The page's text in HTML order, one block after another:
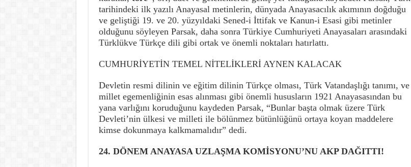
tarihindeki ilk yazılı Anayasal metinlerin, dünyada Anayasacılık akımının doğduğu
ve geliştiği 19. ve 20. yüzyıldaki Sened-i İttifak ve Kanun-i Esasi gibi metinler
olduğunu söyleyen Parsak, daha sonra Türkiye Cumhuriyeti Anayasaları arasındaki
Türklükve Türkçe dili gibi ortak ve önemli noktaları hatırlattı.
CUMHURİYETİN TEMEL NİTELİKLERİ AYNEN KALACAK
Devletin resmi dilinin ve eğitim dilinin Türkçe olması, Türk Vatandaşlığı tanımı, ve
millet egemenliğinin esas alınması gibi önemli hususların 1921 Anayasasından bu
yana varlığını koruduğunu kaydeden Parsak, “Bunlar başta olmak üzere Türk
Devleti’nin ülkesi ve milleti ile bölünmez bütünlüğünü ortaya koyan maddelere
kimse dokunmaya kalkmamalıdır” dedi.
24. DÖNEM ANAYASA UZLAŞMA KOMİSYONU’NU AKP DAĞITTI!